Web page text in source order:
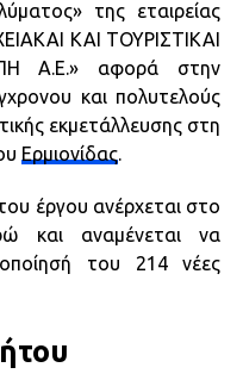
της εταιρείας
ΚΑΙ ΤΟΥΡΙΣΤΙΚΑΙ
Α.Ε.» αφορά στην
και πολυτελούς
εκμετάλλευσης στη
Ερμιονίδας.
έργου ανέρχεται στο
και αναμένεται να
του 214 νέες